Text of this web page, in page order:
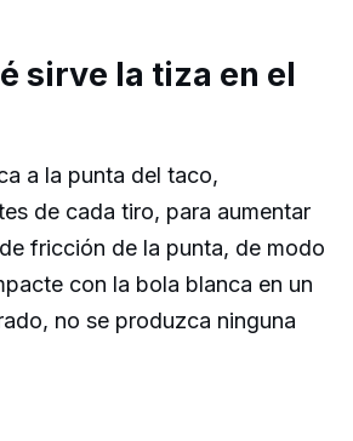
sirve la tiza en el
a la punta del taco,
de cada tiro, para aumentar
fricción de la punta, de modo
con la bola blanca en un
no se produzca ninguna